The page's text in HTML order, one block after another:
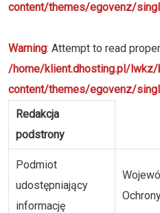
content/themes/egovenz/
Warning: Attempt to read
/home/klient.dhosting.pl/
content/themes/egovenz/
Redakcja
podstrony
Podmiot
udostępniający
informację